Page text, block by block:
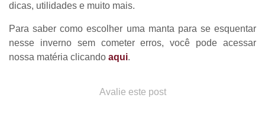
dicas, utilidades e muito mais.
Para saber como escolher uma manta para se esquentar
nesse inverno sem cometer erros, você pode acessar
nossa matéria clicando aqui.
Avalie este post